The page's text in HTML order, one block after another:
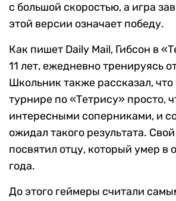
с большой скоростью, а игра
этой версии означает победу.
Как пишет Daily Mail, Гибсон в
11 лет, ежедневно тренируясь
Школьник также рассказал, что
турнире по «Тетрису» просто,
интересными соперниками, и
ожидал такого результата.
посвятил отцу, который умер в
года.
До этого геймеры считали